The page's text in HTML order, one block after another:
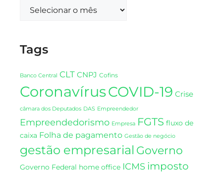
Tags
Banco Central CLT CNPJ Cofins
CoronavírusCOVID-19 Crise
câmara dos Deputados DAS Empreendedor
Empreendedorismo Empresa FGTS fluxo de
caixa Folha de pagamento Gestão de negócio
gestão empresarial Governo
Governo Federal home office ICMS imposto